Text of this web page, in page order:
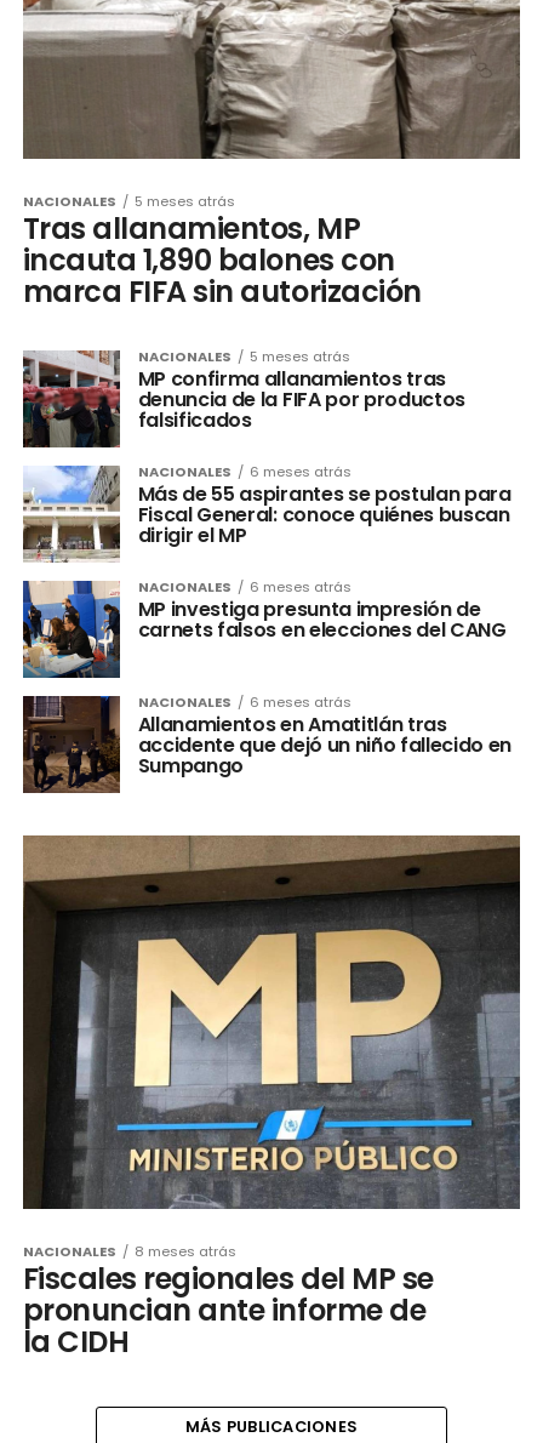
NACIONALES 5 meses atrás
Tras allanamientos, MP
incauta 1,890 balones con
marca FIFA sin autorización
NACIONALES 5 meses atrás
MP confirma allanamientos tras
denuncia de la FIFA por productos
falsificados
NACIONALES 6 meses atrás
Más de 55 aspirantes se postulan para
Fiscal General: conoce quiénes buscan
dirigir el MP
NACIONALES 6 meses atrás
MP investiga presunta impresión de
carnets falsos en elecciones del CANG
NACIONALES 6 meses atrás
Allanamientos en Amatitlán tras
accidente que dejó un niño fallecido en
Sumpango
NACIONALES 8 meses atrás
Fiscales regionales del MP se
pronuncian ante informe de
la CIDH
MÁS PUBLICACIONES